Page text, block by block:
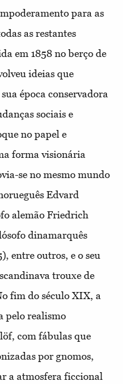
para as
as restantes
em 1858 no berço de
ideias que
época conservadora
sociais e
no papel e
forma visionária
se no mesmo mundo
Edvard
alemão Friedrich
dinamarquês
entre outros, e o seu
trouxe de
fim do século XIX, a
pelo realismo
com fábulas que
por gnomos,
a atmosfera ficcional